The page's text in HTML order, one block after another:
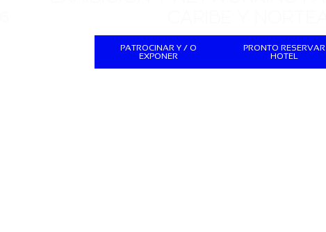
PATROCINAR Y / O
EXPONER
PRONTO RESERVAR
HOTEL